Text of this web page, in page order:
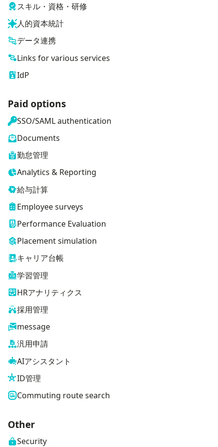
スキル・資格・研修
人的資本統計
データ連携
Links for various services
IdP
Paid options
SSO/SAML authentication
Documents
勤怠管理
Analytics & Reporting
給与計算
Employee surveys
Performance Evaluation
Placement simulation
キャリア台帳
学習管理
HRアナリティクス
採用管理
message
汎用申請
AIアシスタント
ID管理
Commuting route search
Other
Security